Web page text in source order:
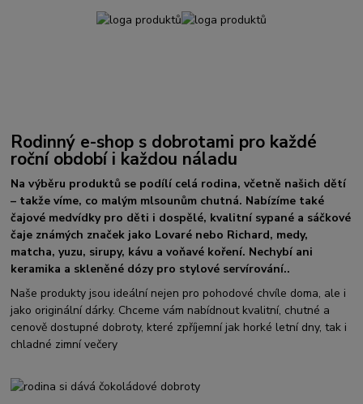
Rodinný e-shop s dobrotami pro každé
roční období i každou náladu
Na výběru produktů se podílí celá rodina, včetně našich dětí
– takže víme, co malým mlsounům chutná. Nabízíme také
čajové medvídky pro děti i dospělé, kvalitní sypané a sáčkové
čaje známých značek jako Lovaré nebo Richard, medy,
matcha, yuzu, sirupy, kávu a voňavé koření. Nechybí ani
keramika a skleněné dózy pro stylové servírování..
Naše produkty jsou ideální nejen pro pohodové chvíle doma, ale i
jako originální dárky. Chceme vám nabídnout kvalitní, chutné a
cenově dostupné dobroty, které zpříjemní jak horké letní dny, tak i
chladné zimní večery